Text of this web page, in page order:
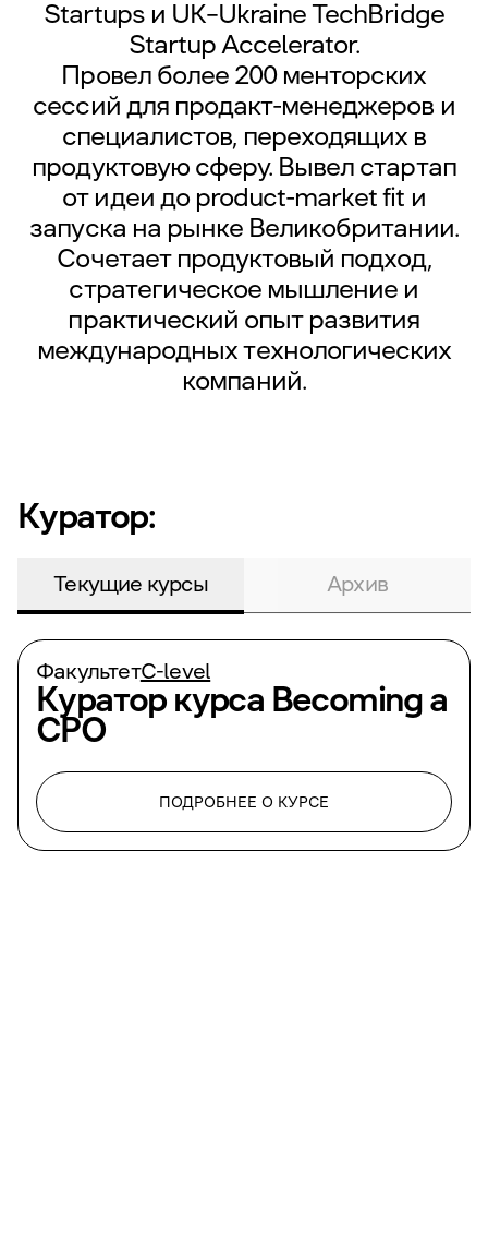
Startups и UK–Ukraine TechBridge
Startup Accelerator.
Провел более 200 менторских
сессий для продакт-менеджеров и
специалистов, переходящих в
продуктовую сферу. Вывел стартап
от идеи до product-market fit и
запуска на рынке Великобритании.
Сочетает продуктовый подход,
стратегическое мышление и
практический опыт развития
международных технологических
компаний.
Куратор:
Текущие курсы Архив
ФакультетС-level
Куратор курса Becoming a
CPO
ПОДРОБНЕЕ О КУРСЕ